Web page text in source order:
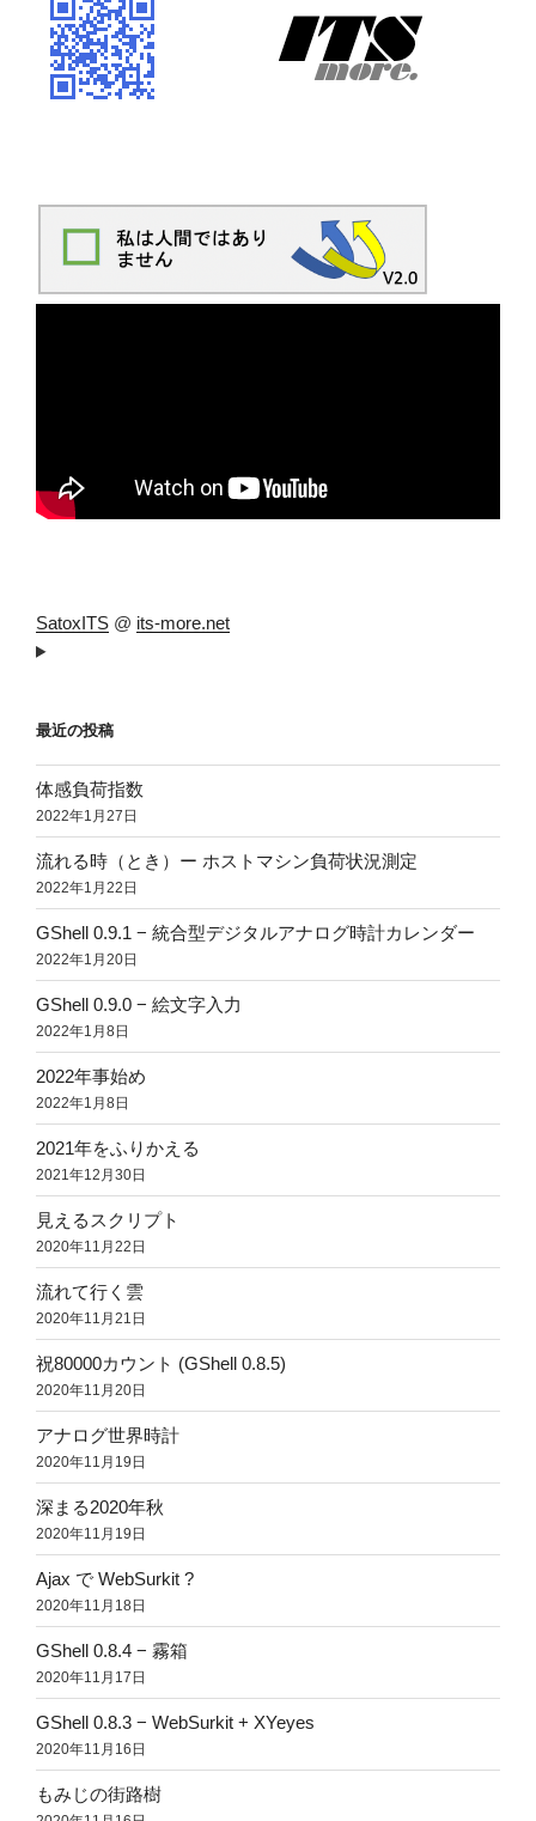
SatoxITS @ its-more.net
最近の投稿
体感負荷指数
2022年1月27日
流れる時（とき）ー ホストマシン負荷状況測定
2022年1月22日
GShell 0.9.1 − 統合型デジタルアナログ時計カレンダー
2022年1月20日
GShell 0.9.0 − 絵文字入力
2022年1月8日
2022年事始め
2022年1月8日
2021年をふりかえる
2021年12月30日
見えるスクリプト
2020年11月22日
流れて行く雲
2020年11月21日
祝80000カウント (GShell 0.8.5)
2020年11月20日
アナログ世界時計
2020年11月19日
深まる2020年秋
2020年11月19日
Ajax で WebSurkit ?
2020年11月18日
GShell 0.8.4 − 霧箱
2020年11月17日
GShell 0.8.3 − WebSurkit + XYeyes
2020年11月16日
もみじの街路樹